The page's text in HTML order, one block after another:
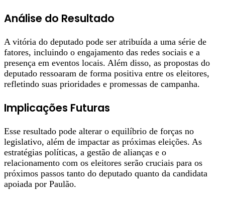
Análise do Resultado
A vitória do deputado pode ser atribuída a uma série de
fatores, incluindo o engajamento das redes sociais e a
presença em eventos locais. Além disso, as propostas do
deputado ressoaram de forma positiva entre os eleitores,
refletindo suas prioridades e promessas de campanha.
Implicações Futuras
Esse resultado pode alterar o equilíbrio de forças no
legislativo, além de impactar as próximas eleições. As
estratégias políticas, a gestão de alianças e o
relacionamento com os eleitores serão cruciais para os
próximos passos tanto do deputado quanto da candidata
apoiada por Paulão.